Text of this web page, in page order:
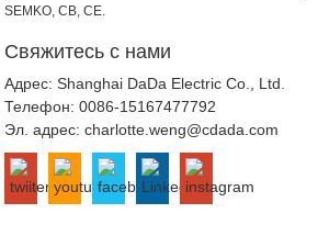
SEMKO, CB, CE.
Свяжитесь с нами
Адрес: Shanghai DaDa Electric Co., Ltd.
Телефон:0086-15167477792
Эл. адрес:charlotte.weng@cdada.com